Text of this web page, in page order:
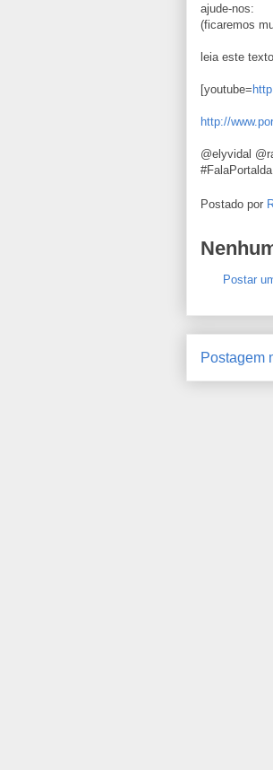
ajude-nos:
(ficaremos
leia este
[youtube=
http://
@elyvidal
Postado por
Postar
Postagem